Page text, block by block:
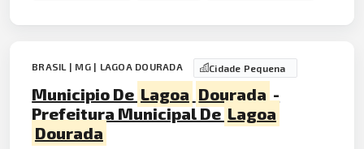
BRASIL | MG | LAGOA DOURADA Cidade Pequena
Municipio De Lagoa Dourada -
Prefeitura Municipal De Lagoa
Dourada